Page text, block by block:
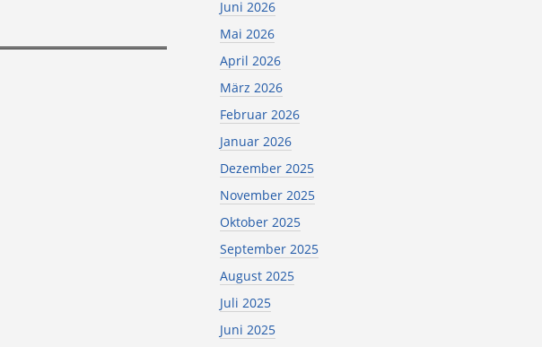
Juni 2026
Mai 2026
April 2026
März 2026
Februar 2026
Januar 2026
Dezember 2025
November 2025
Oktober 2025
September 2025
August 2025
Juli 2025
Juni 2025